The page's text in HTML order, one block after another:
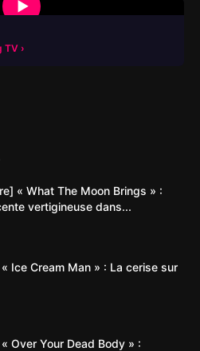
▶
TV
« What The Moon Brings » :
vertigineuse dans...
Ice Cream Man » : La cerise sur
Over Your Dead Body » :